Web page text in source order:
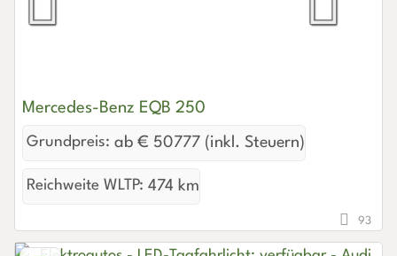
Mercedes-Benz EQB 250
Grundpreis: ab € 50777 (inkl. Steuern)
Reichweite WLTP: 474 km
93